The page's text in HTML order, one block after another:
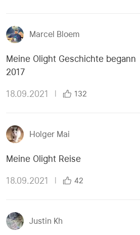
Marcel Bloem
Meine Olight Geschichte begann
2017
18.09.2021 132
Holger Mai
Meine Olight Reise
18.09.2021 42
Justin Kh